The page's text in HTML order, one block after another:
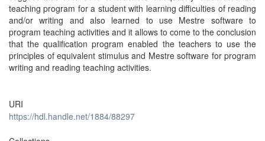
teaching program for a student with learning difficulties of reading
and/or writing and also learned to use Mestre software to
program teaching activities and it allows to come to the conclusion
that the qualification program enabled the teachers to use the
principles of equivalent stimulus and Mestre software for program
writing and reading teaching activities.
URI
https://hdl.handle.net/1884/88297